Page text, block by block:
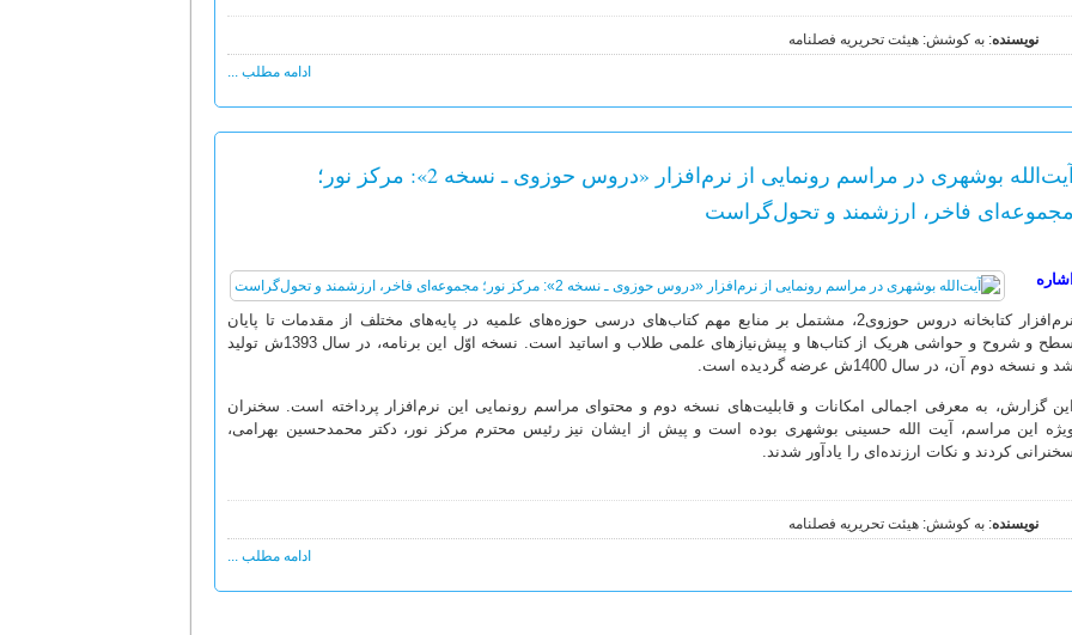
نویسنده: به کوشش: هیئت تحریریه فصلنامه
ادامه مطلب ...
آیت‌الله بوشهری در مراسم رونمایی از نرم‌افزار «دروس حوزوی ـ نسخه 2»: مرکز نور؛
مجموعه‌ای فاخر، ارزشمند و تحول‌گراست
اشاره
نرم‌افزار کتابخانه دروس حوزوی2، مشتمل بر منابع مهم کتاب‌های درسی حوزه‌های علمیه در پایه‌های مختلف از مقدمات تا پایان
سطح و شروح و حواشی هریک از کتاب‌ها و پیش‌نیازهای علمی طلاب و اساتید است. نسخه اوّل این برنامه، در سال 1393ش تولید
شد و نسخه دوم آن، در سال 1400ش عرضه گردیده است.
این گزارش، به معرفی اجمالی امکانات و قابلیت‌های نسخه دوم و محتوای مراسم رونمایی این نرم‌افزار پرداخته است. سخنران
این مراسم، آیت الله حسینی بوشهری بوده است و پیش از ایشان نیز رئیس محترم مرکز نور، دکتر محمدحسین بهرامی،
سخنرانی کردند و نکات ارزنده‌ای را یادآور شدند.
نویسنده: به کوشش: هیئت تحریریه فصلنامه
ادامه مطلب ...